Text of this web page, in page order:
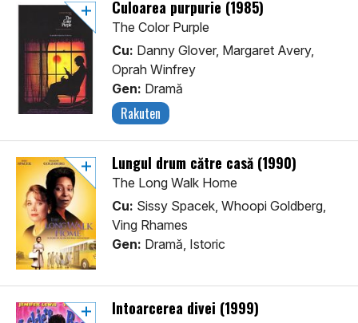
Culoarea purpurie (1985)
The Color Purple
Cu: Danny Glover, Margaret Avery,
Oprah Winfrey
Gen: Dramă
Rakuten
Lungul drum către casă (1990)
The Long Walk Home
Cu: Sissy Spacek, Whoopi Goldberg,
Ving Rhames
Gen: Dramă, Istoric
Intoarcerea divei (1999)